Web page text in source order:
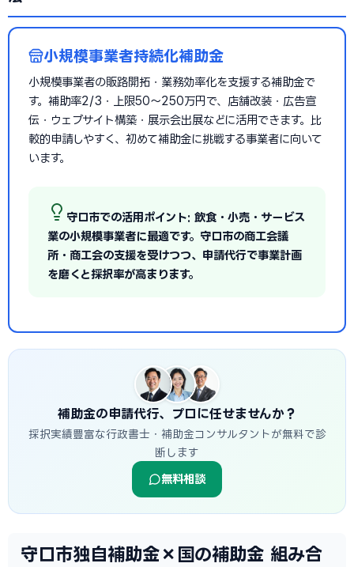
小規模事業者持続化補助金
小規模事業者の販路開拓・業務効率化を支援する補助金で
す。補助率2/3・上限50〜250万円で、店舗改装・広告宣
伝・ウェブサイト構築・展示会出展などに活用できます。比
較的申請しやすく、初めて補助金に挑戦する事業者に向いて
います。
守口市での活用ポイント: 飲食・小売・サービス
業の小規模事業者に最適です。守口市の商工会議
所・商工会の支援を受けつつ、申請代行で事業計画
を磨くと採択率が高まります。
補助金の申請代行、プロに任せませんか？
採択実績豊富な行政書士・補助金コンサルタントが無料で診
断します
無料相談
守口市独自補助金×国の補助金 組み合